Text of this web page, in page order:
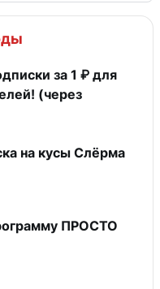
за 1 ₽ для
(через
на кусы Слёрма
ПРОСТО